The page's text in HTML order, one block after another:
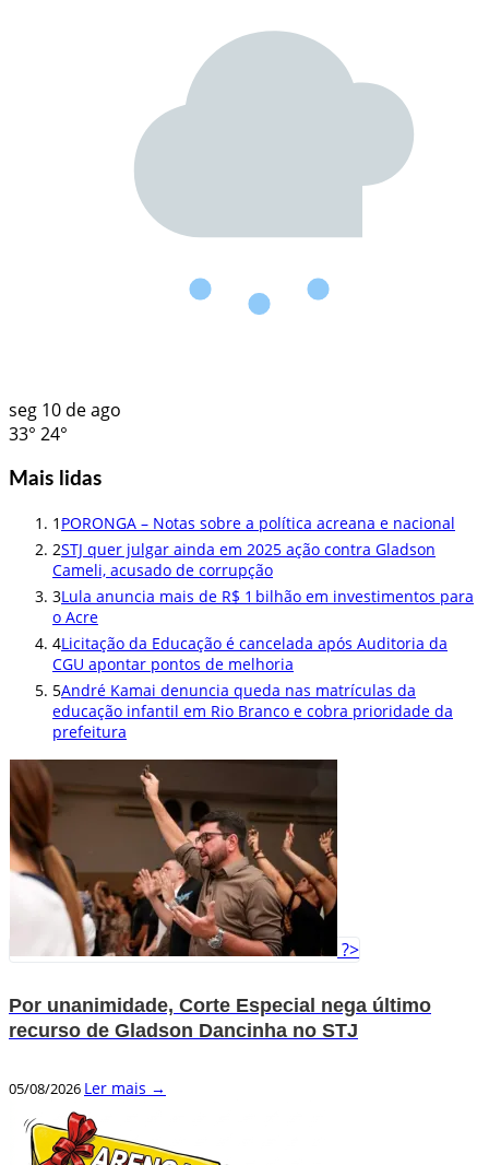
seg 10 de ago
33° 24°
Mais lidas
1 PORONGA – Notas sobre a política acreana e nacional
2STJ quer julgar ainda em 2025 ação contra Gladson
Cameli, acusado de corrupção
3Lula anuncia mais de R$ 1 bilhão em investimentos para
o Acre
4Licitação da Educação é cancelada após Auditoria da
CGU apontar pontos de melhoria
5André Kamai denuncia queda nas matrículas da
educação infantil em Rio Branco e cobra prioridade da
prefeitura
?>
Por unanimidade, Corte Especial nega último
recurso de Gladson Dancinha no STJ
05/08/2026 Ler mais →